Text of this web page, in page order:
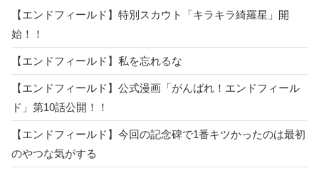
【エンドフィールド】特別スカウト「キラキラ綺羅星」開
始！！
【エンドフィールド】私を忘れるな
【エンドフィールド】公式漫画「がんばれ！エンドフィール
ド」第10話公開！！
【エンドフィールド】今回の記念碑で1番キツかったのは最初
のやつな気がする